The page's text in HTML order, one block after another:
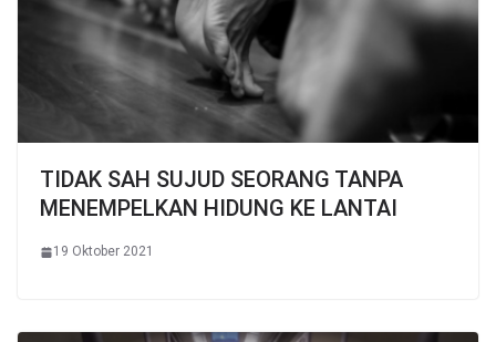
TIDAK SAH SUJUD SEORANG TANPA
MENEMPELKAN HIDUNG KE LANTAI
19 Oktober 2021